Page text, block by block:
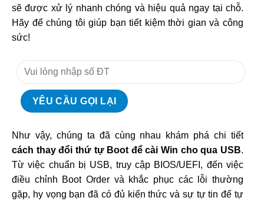
sẽ được xử lý nhanh chóng và hiệu quả ngay tại chỗ.
Hãy để chúng tôi giúp bạn tiết kiệm thời gian và công
sức!
Như vậy, chúng ta đã cùng nhau khám phá chi tiết
cách thay đổi thứ tự Boot để cài Win cho qua USB.
Từ việc chuẩn bị USB, truy cập BIOS/UEFI, đến việc
điều chỉnh Boot Order và khắc phục các lỗi thường
gặp, hy vọng bạn đã có đủ kiến thức và sự tự tin để tự